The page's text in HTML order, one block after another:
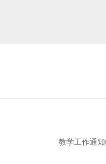
教学工作通